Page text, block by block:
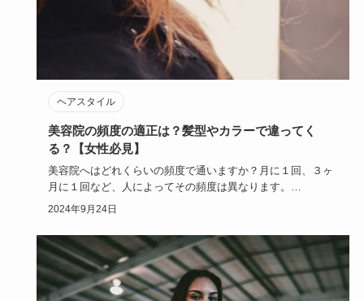
ヘアスタイル
美容院の頻度の適正は？髪型やカラーで違ってく
る？【女性必見】
美容院へはどれくらいの頻度で通いますか？月に１回、３ヶ
月に１回など、人によってその頻度は異なります。
では、実際美容院へ…
2024年9月24日